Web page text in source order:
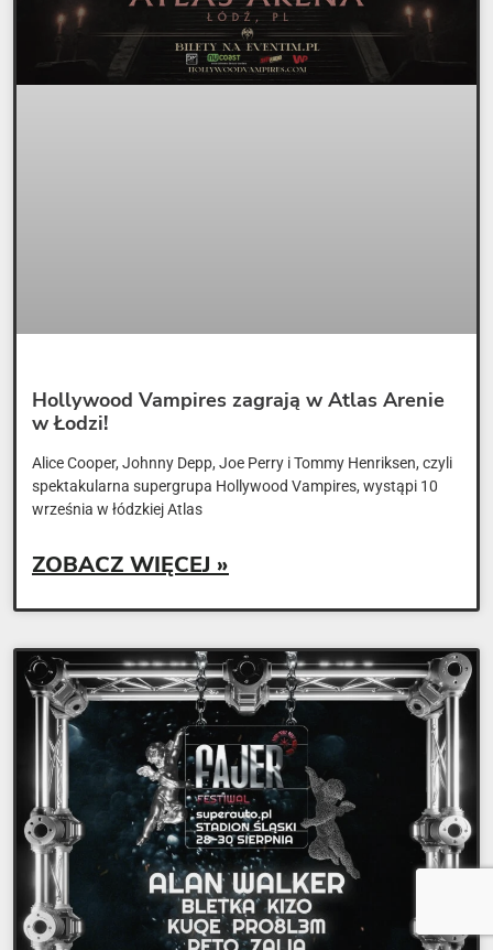
Hollywood Vampires zagrają w Atlas Arenie
w Łodzi!
Alice Cooper, Johnny Depp, Joe Perry i Tommy Henriksen, czyli
spektakularna supergrupa Hollywood Vampires, wystąpi 10
września w łódzkiej Atlas
ZOBACZ WIĘCEJ »